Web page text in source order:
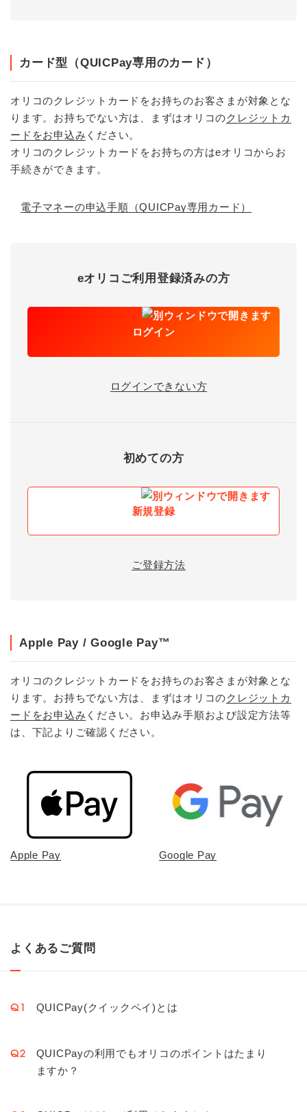
カード型（QUICPay専用のカード）
オリコのクレジットカードをお持ちのお客さまが対象とな
ります。お持ちでない方は、まずはオリコのクレジットカ
ードをお申込み ください。
オリコのクレジットカードをお持ちの方はeオリコからお
手続きができます。
電子マネーの申込手順（QUICPay専用カード）
eオリコご利用登録済みの方
ログイン
ログインできない方
初めての方
新規登録
ご登録方法
Apple Pay / Google Pay™
オリコのクレジットカードをお持ちのお客さまが対象とな
ります。お持ちでない方は、まずはオリコのクレジットカ
ードをお申込み ください。お申込み手順および設定方法等
は、下記よりご確認ください。
Apple Pay Google Pay
よくあるご質問
Q1 QUICPay(クイックペイ)とは
Q2
QUICPayの利用でもオリコのポイントはたまり
ますか？